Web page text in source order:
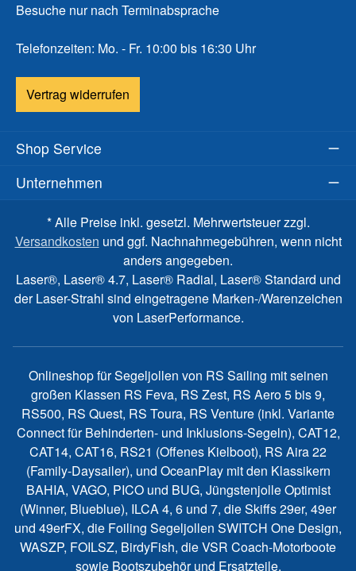
Besuche nur nach Terminabsprache
Telefonzeiten: Mo. - Fr. 10:00 bis 16:30 Uhr
Vertrag widerrufen
Shop Service
Unternehmen
* Alle Preise inkl. gesetzl. Mehrwertsteuer zzgl.
Versandkosten und ggf. Nachnahmegebühren, wenn nicht
anders angegeben.
Laser®, Laser® 4.7, Laser® Radial, Laser® Standard und
der Laser-Strahl sind eingetragene Marken-/Warenzeichen
von LaserPerformance.
Onlineshop für Segeljollen von RS Sailing mit seinen
großen Klassen RS Feva, RS Zest, RS Aero 5 bis 9,
RS500, RS Quest, RS Toura, RS Venture (inkl. Variante
Connect für Behinderten- und Inklusions-Segeln), CAT12,
CAT14, CAT16, RS21 (Offenes Kielboot), RS Aira 22
(Family-Daysailer), und OceanPlay mit den Klassikern
BAHIA, VAGO, PICO und BUG, Jüngstenjolle Optimist
(Winner, Blueblue), ILCA 4, 6 und 7, die Skiffs 29er, 49er
und 49erFX, die Foiling Segeljollen SWITCH One Design,
WASZP, FOILSZ, BirdyFish, die VSR Coach-Motorboote
sowie Bootszubehör und Ersatzteile.